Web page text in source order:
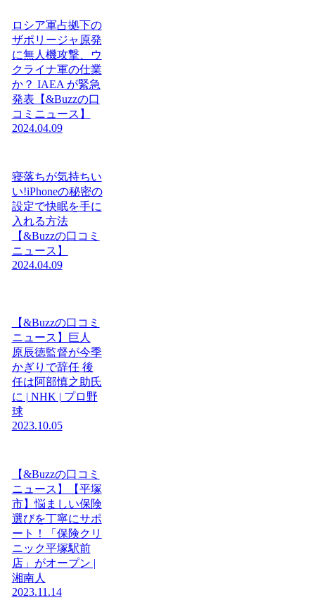
ロシア軍占拠下の
ザポリージャ原発
に無人機攻撃、ウ
クライナ軍の仕業
か？ IAEA が緊急
発表【&Buzzの口
コミニュース】
2024.04.09
寝落ちが気持ちい
い!iPhoneの秘密の
設定で快眠を手に
入れる方法
【&Buzzの口コミ
ニュース】
2024.04.09
【&Buzzの口コミ
ニュース】巨人
原辰徳監督が今季
かぎりで辞任 後
任は阿部慎之助氏
に | NHK | プロ野
球
2023.10.05
【&Buzzの口コミ
ニュース】【平塚
市】悩ましい保険
選びを丁寧にサポ
ート！「保険クリ
ニック平塚駅前
店」がオープン |
湘南人
2023.11.14